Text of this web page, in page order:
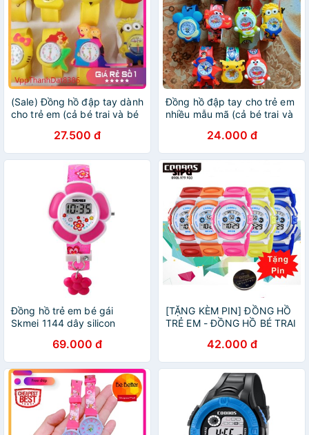
(Sale) Đồng hồ đập tay dành
cho trẻ em (cả bé trai và bé
27.500 đ
Đồng hồ đập tay cho trẻ em
nhiều mẫu mã (cả bé trai và
24.000 đ
Đồng hồ trẻ em bé gái
Skmei 1144 dây silicon
69.000 đ
[TẶNG KÈM PIN] ĐỒNG HỒ
TRẺ EM - ĐỒNG HỒ BÉ TRAI
LED 7 MÀU42.000 đ